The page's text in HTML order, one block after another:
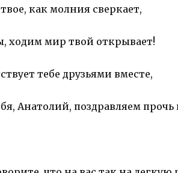
как молния сверкает,
ходим мир твой открывает!
тебе друзьями вместе,
Анатолий, поздравляем прочь